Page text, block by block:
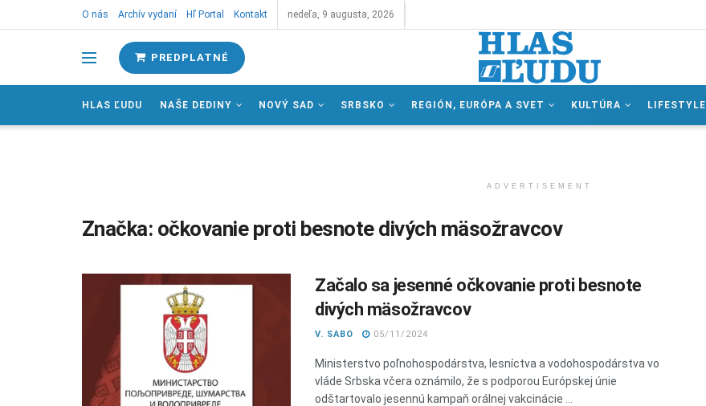
O nás Archív vydaní Hľ Portal Kontakt nedeľa, 9 augusta, 2026
PREDPLATNÉ
HLAS ĽUDU NAŠE DEDINY NOVÝ SAD SRBSKO REGIÓN, EURÓPA A SVET KULTÚRA LIFESTYLE
ADVERTISEMENT
Značka: očkovanie proti besnote divých mäsožravcov
Začalo sa jesenné očkovanie proti besnote
divých mäsožravcov
V. SABO 05/11/2024
Ministerstvo poľnohospodárstva, lesníctva a vodohospodárstva vo
vláde Srbska včera oznámilo, že s podporou Európskej únie
odštartovalo jesennú kampaň orálnej vakcinácie ...